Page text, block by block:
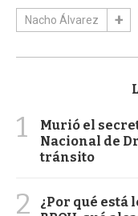
Nacho Álvarez
1
Murió el
Nacional de
tránsito
2
¿Por qué está